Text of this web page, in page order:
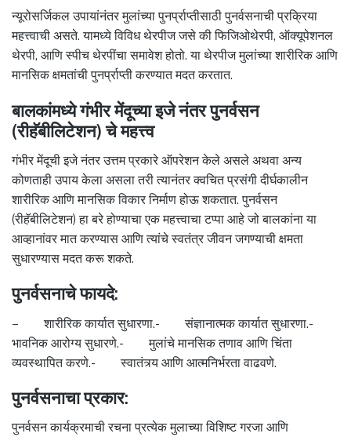
न्यूरोसर्जिकल उपायांनंतर मुलांच्या पुनर्प्राप्तीसाठी पुनर्वसनाची प्रक्रिया
महत्त्वाची असते. यामध्ये विविध थेरपीज जसे की फिजिओथेरपी, ऑक्यूपेशनल
थेरपी, आणि स्पीच थेरपींचा समावेश होतो. या थेरपीज मुलांच्या शारीरिक आणि
मानसिक क्षमतांची पुनर्प्राप्ती करण्यात मदत करतात.
बालकांमध्ये गंभीर मेंदूच्या इजे नंतर पुनर्वसन
(रीहॅबीलिटेशन) चे महत्त्व
गंभीर मेंदूची इजे नंतर उत्तम प्रकारे ऑपरेशन केले असले अथवा अन्य
कोणताही उपाय केला असला तरी त्यानंतर क्वचित प्रसंगी दीर्घकालीन
शारीरिक आणि मानसिक विकार निर्माण होऊ शकतात. पुनर्वसन
(रीहॅबीलिटेशन) हा बरे होण्याचा एक महत्त्वाचा टप्पा आहे जो बालकांना या
आव्हानांवर मात करण्यास आणि त्यांचे स्वतंत्र जीवन जगण्याची क्षमता
सुधारण्यास मदत करू शकते.
पुनर्वसनाचे फायदे:
– शारीरिक कार्यात सुधारणा.- संज्ञानात्मक कार्यात सुधारणा.-
भावनिक आरोग्य सुधारणे.- मुलांचे मानसिक तणाव आणि चिंता
व्यवस्थापित करणे.- स्वातंत्र्य आणि आत्मनिर्भरता वाढवणे.
पुनर्वसनाचा प्रकार:
पुनर्वसन कार्यक्रमाची रचना प्रत्येक मुलाच्या विशिष्ट गरजा आणि